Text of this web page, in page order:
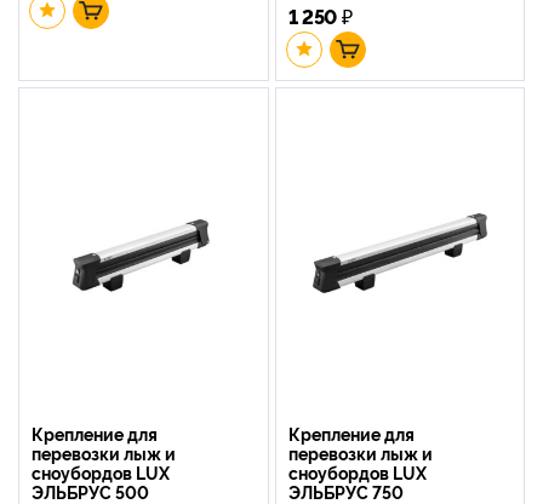
1 250₽
Крепление для
перевозки лыж и
сноубордов LUX
ЭЛЬБРУС 500
Крепление для
перевозки лыж и
сноубордов LUX
ЭЛЬБРУС 750